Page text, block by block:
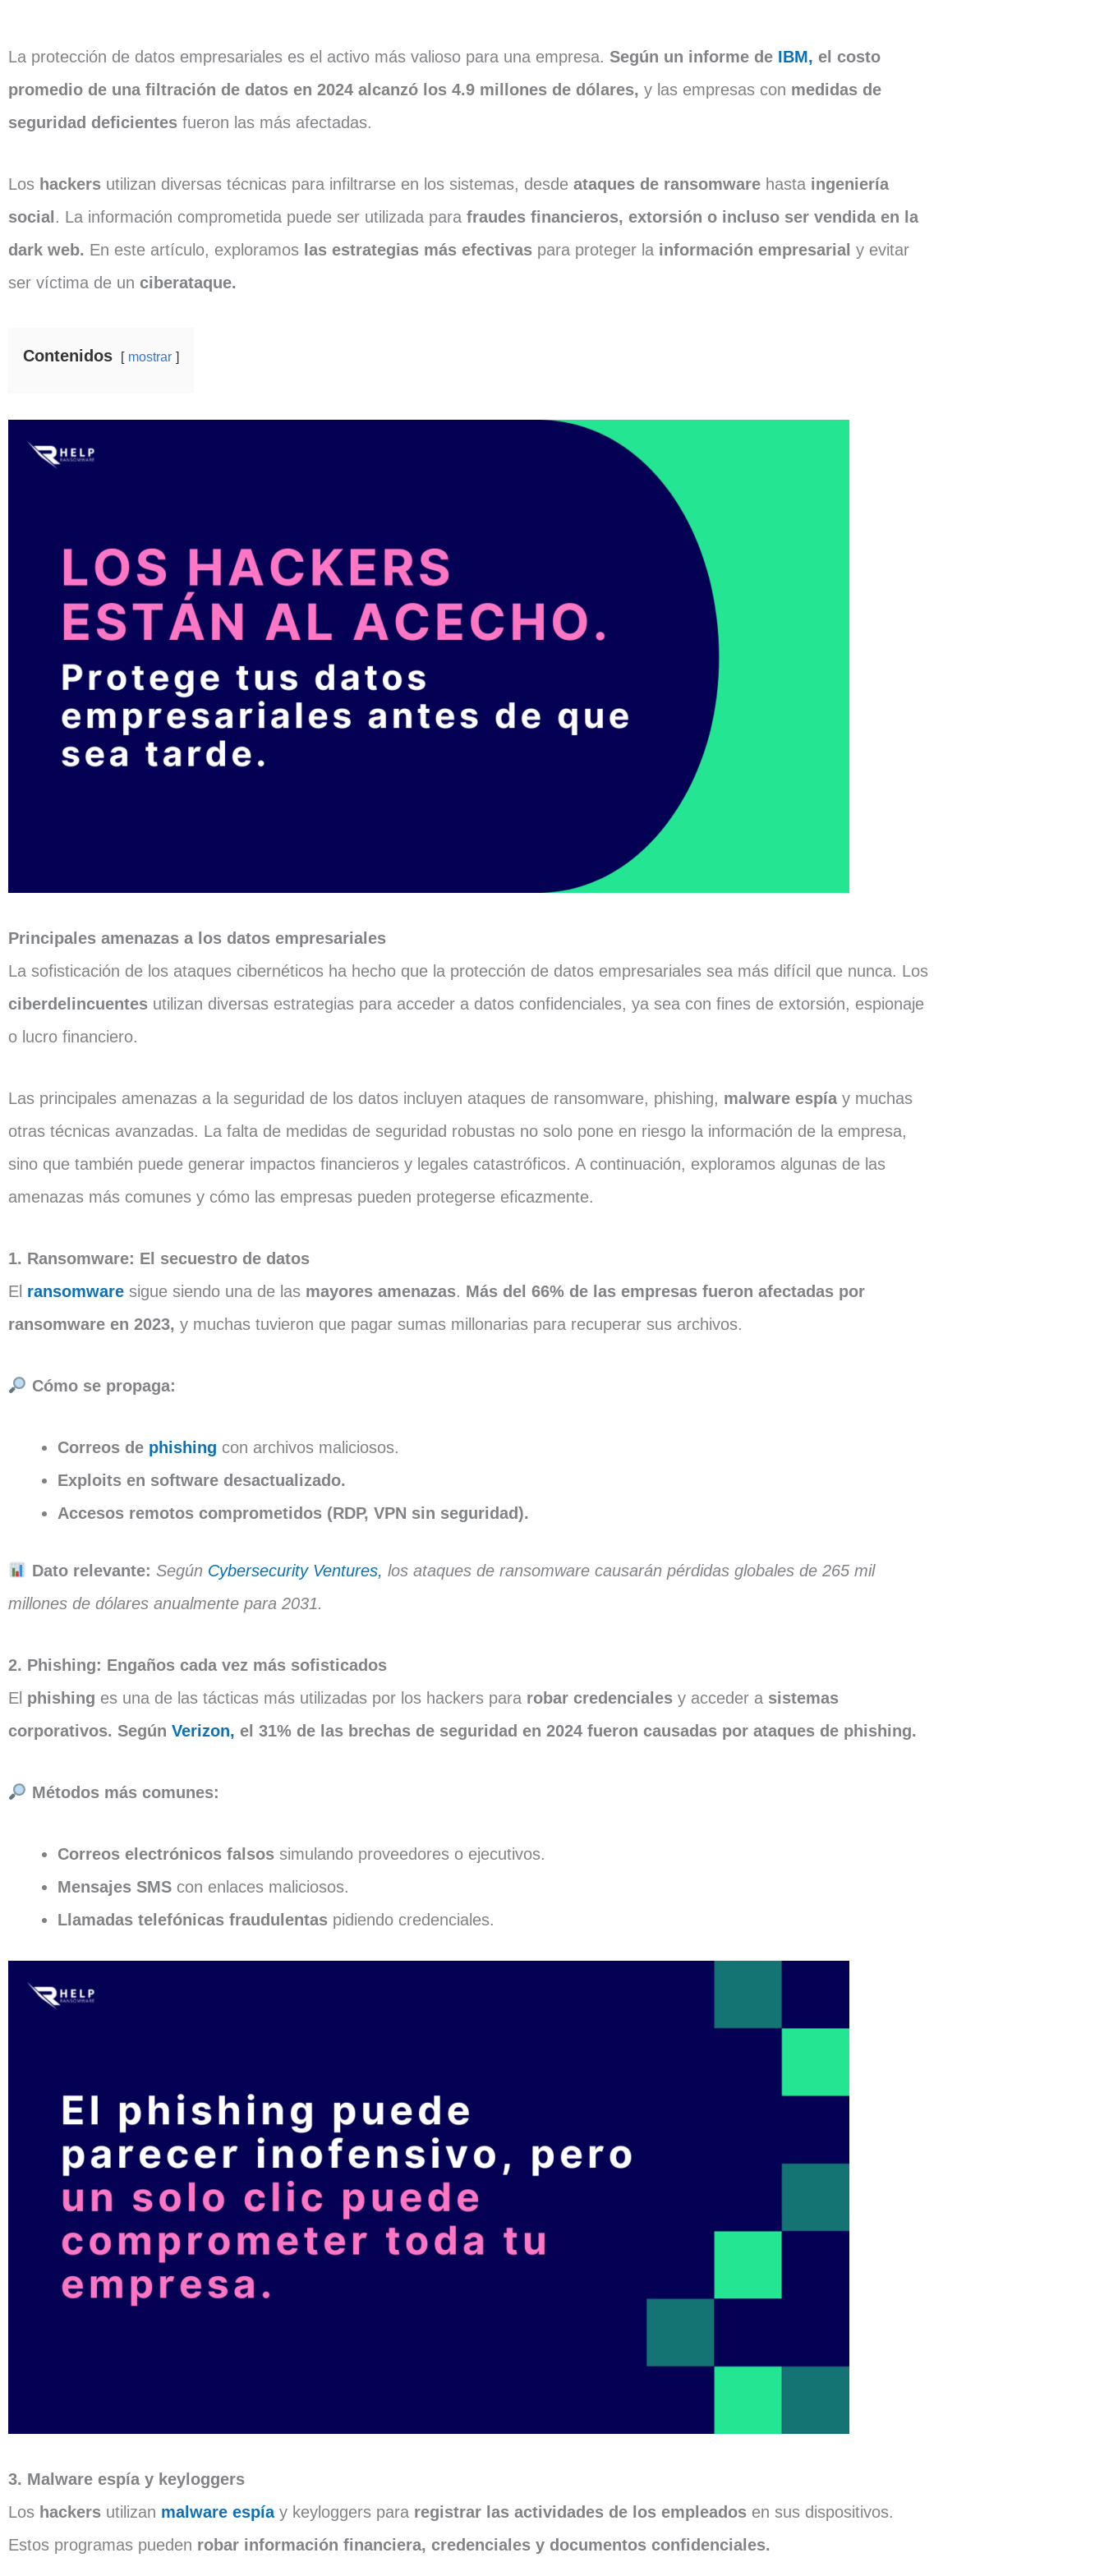
La protección de datos empresariales es el activo más valioso para una empresa. Según un informe de IBM, el costo
promedio de una filtración de datos en 2024 alcanzó los 4.9 millones de dólares, y las empresas con medidas de
seguridad deficientes fueron las más afectadas.
Los hackers utilizan diversas técnicas para infiltrarse en los sistemas, desde ataques de ransomware hasta ingeniería
social . La información comprometida puede ser utilizada para fraudes financieros, extorsión o incluso ser vendida en la
dark web. En este artículo, exploramos las estrategias más efectivas para proteger la información empresarial y evitar
ser víctima de un ciberataque.
Contenidos mostrar
Principales amenazas a los datos empresariales
La sofisticación de los ataques cibernéticos ha hecho que la protección de datos empresariales sea más difícil que nunca. Los
ciberdelincuentes utilizan diversas estrategias para acceder a datos confidenciales, ya sea con fines de extorsión, espionaje
o lucro financiero.
Las principales amenazas a la seguridad de los datos incluyen ataques de ransomware, phishing, malware espía y muchas
otras técnicas avanzadas. La falta de medidas de seguridad robustas no solo pone en riesgo la información de la empresa,
sino que también puede generar impactos financieros y legales catastróficos. A continuación, exploramos algunas de las
amenazas más comunes y cómo las empresas pueden protegerse eficazmente.
1. Ransomware: El secuestro de datos
El ransomware sigue siendo una de las mayores amenazas. Más del 66% de las empresas fueron afectadas por
ransomware en 2023, y muchas tuvieron que pagar sumas millonarias para recuperar sus archivos.
Cómo se propaga:
Correos de phishing con archivos maliciosos.
Exploits en software desactualizado.
Accesos remotos comprometidos (RDP, VPN sin seguridad).
Dato relevante: Según Cybersecurity Ventures, los ataques de ransomware causarán pérdidas globales de 265 mil
millones de dólares anualmente para 2031.
2. Phishing: Engaños cada vez más sofisticados
El phishing es una de las tácticas más utilizadas por los hackers para robar credenciales y acceder a sistemas
corporativos. Según Verizon, el 31% de las brechas de seguridad en 2024 fueron causadas por ataques de phishing.
Métodos más comunes:
Correos electrónicos falsos simulando proveedores o ejecutivos.
Mensajes SMS con enlaces maliciosos.
Llamadas telefónicas fraudulentas pidiendo credenciales.
3. Malware espía y keyloggers
Los hackers utilizan malware espíay keyloggers para registrar las actividades de los empleados en sus dispositivos.
Estos programas pueden robar información financiera, credenciales y documentos confidenciales.